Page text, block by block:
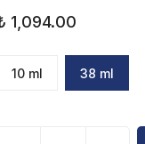
1,094.00
10 ml 38 ml